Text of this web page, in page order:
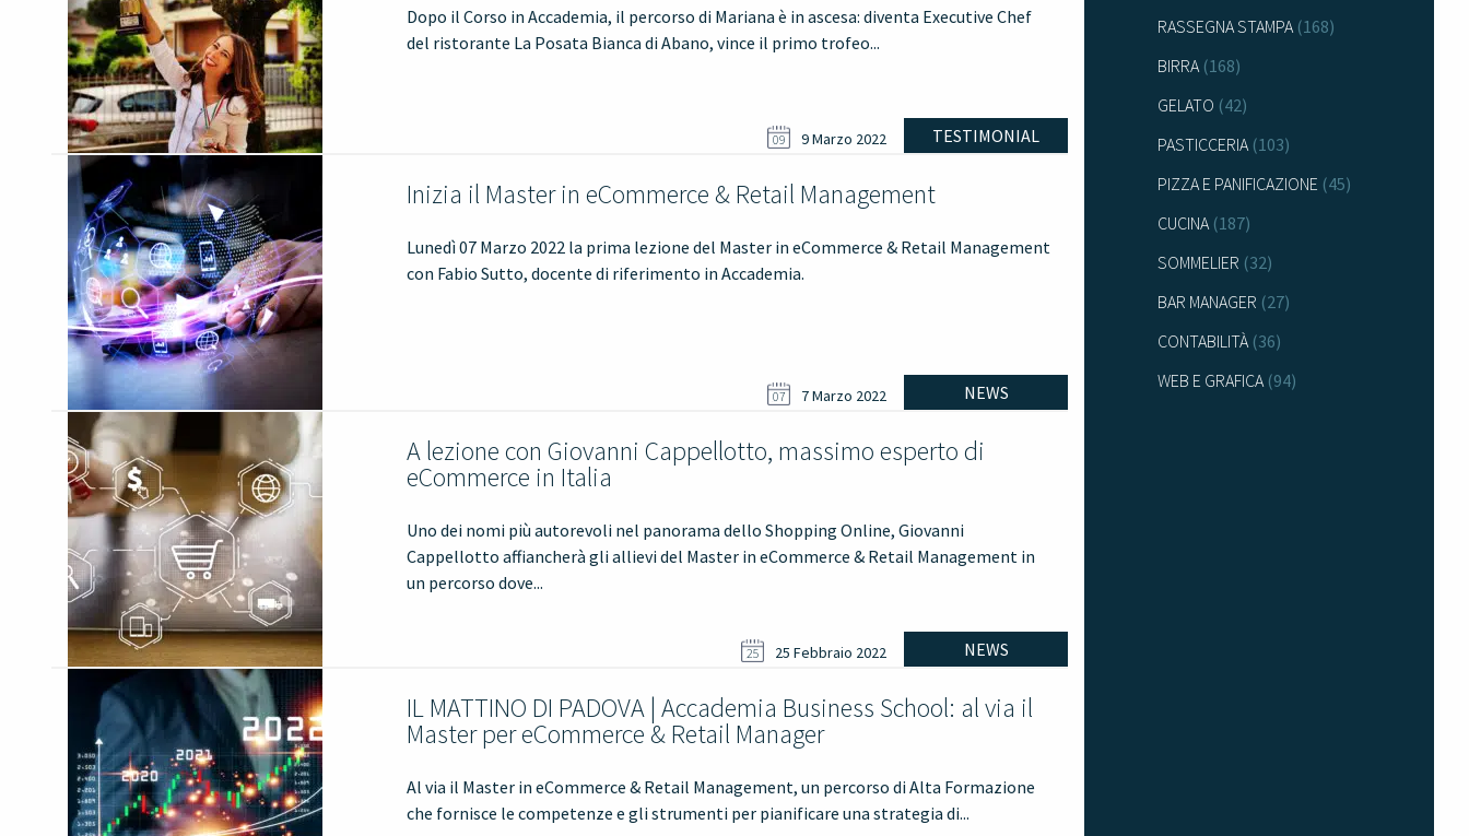
Dopo il Corso in Accademia, il percorso di Mariana è in ascesa: diventa Executive Chef
del ristorante La Posata Bianca di Abano, vince il primo trofeo...
TESTIMONIAL
09 9 Marzo 2022
Inizia il Master in eCommerce & Retail Management
Lunedì 07 Marzo 2022 la prima lezione del Master in eCommerce & Retail Management
con Fabio Sutto, docente di riferimento in Accademia.
NEWS
07 7 Marzo 2022
A lezione con Giovanni Cappellotto, massimo esperto di
eCommerce in Italia
Uno dei nomi più autorevoli nel panorama dello Shopping Online, Giovanni
Cappellotto affiancherà gli allievi del Master in eCommerce & Retail Management in
un percorso dove...
NEWS
25 25 Febbraio 2022
IL MATTINO DI PADOVA | Accademia Business School: al via il
Master per eCommerce & Retail Manager
Al via il Master in eCommerce & Retail Management, un percorso di Alta Formazione
che fornisce le competenze e gli strumenti per pianificare una strategia di...
RASSEGNA STAMPA(168)
BIRRA(168)
GELATO (42)
PASTICCERIA(103)
PIZZA E PANIFICAZIONE (45)
CUCINA(187)
SOMMELIER (32)
BAR MANAGER (27)
CONTABILITÀ(36)
WEB E GRAFICA(94)